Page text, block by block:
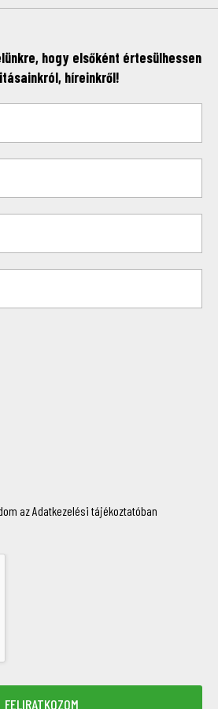
hogy elsőként értesülhessen
híreinkről!
az Adatkezelési tájékoztatóban